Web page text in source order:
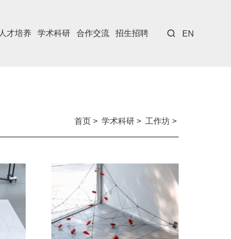
人才培养 学术科研 合作交流 招生招聘 EN
首页> 学术科研> 工作坊>